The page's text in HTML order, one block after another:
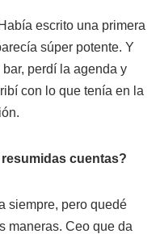
escrito una primera
súper potente. Y
perdí la agenda y
con lo que tenía en la
cuentas?
siempre, pero quedé
maneras. Ceo que da